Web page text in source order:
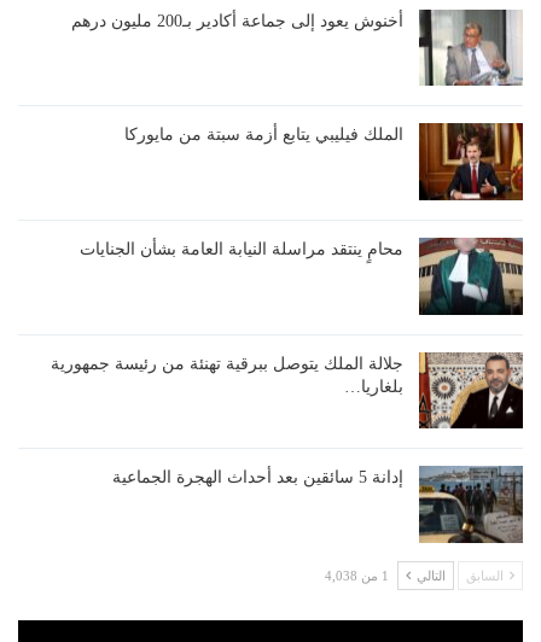
أخنوش يعود إلى جماعة أكادير بـ200 مليون درهم
الملك فيليبي يتابع أزمة سبتة من مايوركا
محامٍ ينتقد مراسلة النيابة العامة بشأن الجنايات
جلالة الملك يتوصل ببرقية تهنئة من رئيسة جمهورية
بلغاريا…
إدانة 5 سائقين بعد أحداث الهجرة الجماعية
السابق التالي 1 من 4,038